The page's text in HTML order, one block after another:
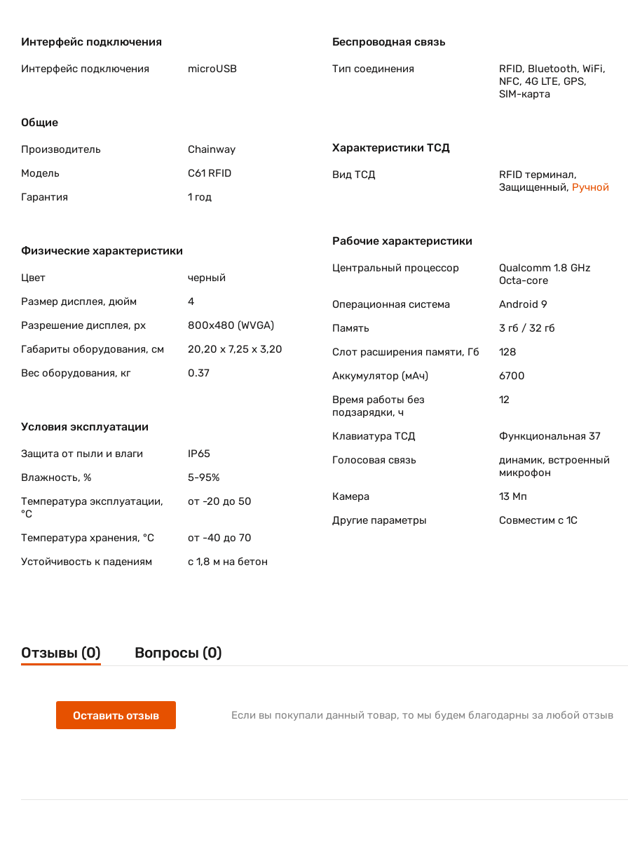
Интерфейс подключения
Интерфейс подключения microUSB
Общие
Производитель
Chainway
Модель
C61 RFID
Гарантия
1 год
Физические характеристики
Цвет
черный
Размер дисплея, дюйм
4
Разрешение дисплея, px
800х480 (WVGA)
Габариты оборудования, см
20,20 x 7,25 x 3,20
Вес оборудования, кг
0.37
Условия эксплуатации
Защита от пыли и влаги
IP65
Влажность, %
5-95%
Температура эксплуатации,
°C
от -20 до 50
Температура хранения, °C
от -40 до 70
Устойчивость к падениям
с 1,8 м на бетон
Беспроводная связь
Тип соединения
RFID, Bluetooth, WiFi,
NFС, 4G LTE, GPS,
SIM-карта
Характеристики ТСД
Вид ТСД
RFID терминал,
Защищенный, Ручной
Рабочие характеристики
Центральный процессор
Qualcomm 1.8 GHz
Octa-core
Операционная система
Android 9
Память
3 гб / 32 гб
Слот расширения памяти, Гб
128
Аккумулятор (мАч)
6700
Время работы без
подзарядки, ч
12
Клавиатура ТСД
Функциональная 37
Голосовая связь
динамик, встроенный
микрофон
Камера
13 Мп
Другие параметры
Совместим с 1С
Отзывы (0) Вопросы (0)
Оставить отзыв Если вы покупали данный товар, то мы будем благодарны за любой отзыв